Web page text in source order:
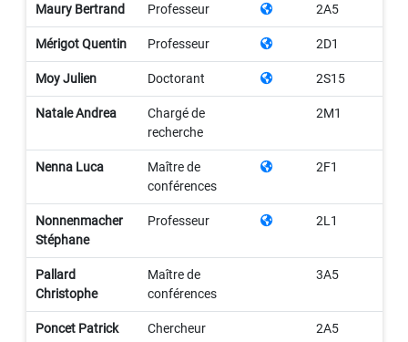
Maury Bertrand Professeur 2A5
Mérigot Quentin Professeur 2D1
Moy Julien Doctorant 2S15
Natale Andrea
Chargé de
recherche
2M1
Nenna Luca
Maître de
conférences
2F1
Nonnenmacher
Stéphane
Professeur 2L1
Pallard
Christophe
Maître de
conférences
3A5
Poncet Patrick Chercheur 2A5